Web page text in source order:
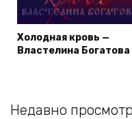
Холодная кровь —
Властелина Богатова
Недавно